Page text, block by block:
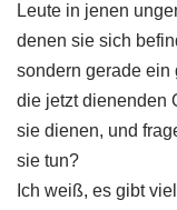
Leute in jenen
denen sie sich
sondern gerade ein
die jetzt dienenden
sie dienen, und
sie tun?
Ich weiß, es gibt